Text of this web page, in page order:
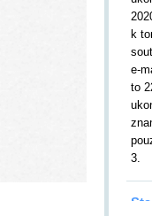
k
e-
to
3.